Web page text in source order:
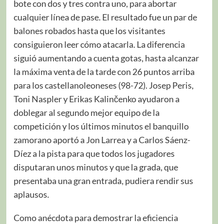
bote con dos y tres contra uno, para abortar
cualquier línea de pase. El resultado fue un par de
balones robados hasta que los visitantes
consiguieron leer cómo atacarla. La diferencia
siguió aumentando a cuenta gotas, hasta alcanzar
la máxima venta de la tarde con 26 puntos arriba
para los castellanoleoneses (98-72). Josep Peris,
Toni Naspler y Erikas Kalinčenko ayudaron a
doblegar al segundo mejor equipo de la
competición y los últimos minutos el banquillo
zamorano aportó a Jon Larrea y a Carlos Sáenz-
Díez a la pista para que todos los jugadores
disputaran unos minutos y que la grada, que
presentaba una gran entrada, pudiera rendir sus
aplausos.
Como anécdota para demostrar la eficiencia